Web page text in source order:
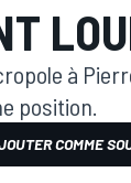
à
position.
COMME